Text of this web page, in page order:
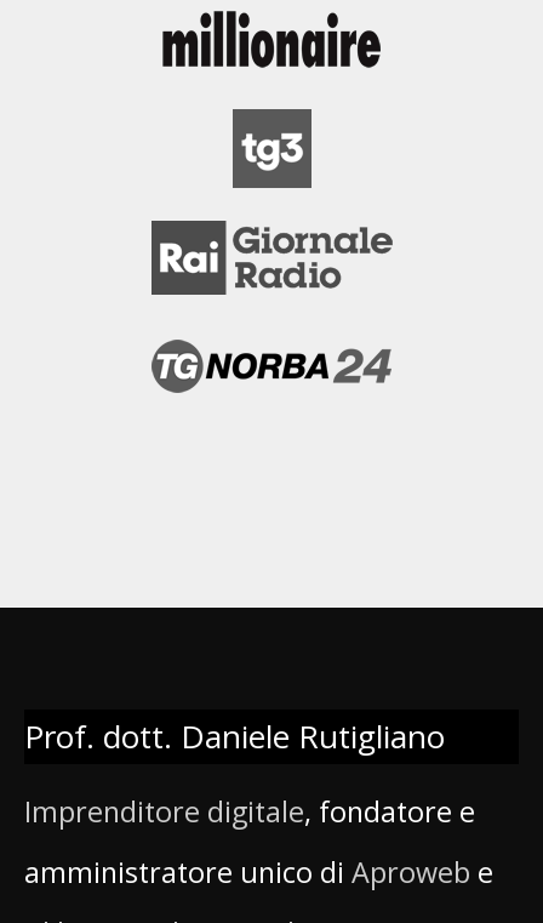
Prof. dott. Daniele Rutigliano
Imprenditore digitale, fondatore e
amministratore unico di Aproweb e